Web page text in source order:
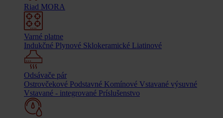
Riad MORA
Varné platne
Indukčné Plynové Sklokeramické Liatinové
Odsávače pár
Ostrovčekové Podstavné Komínové Vstavané výsuvné
Vstavané - integrované Príslušenstvo